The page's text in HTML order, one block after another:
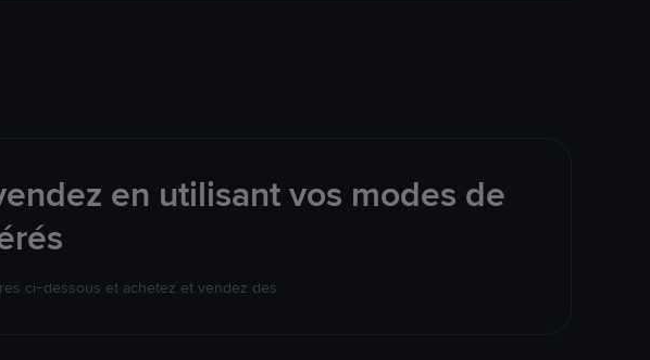
en utilisant vos modes de
ci-dessous et achetez et vendez des